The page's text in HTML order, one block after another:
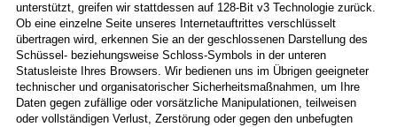
unterstützt, greifen wir stattdessen auf 128-Bit v3 Technologie zurück.
Ob eine einzelne Seite unseres Internetauftrittes verschlüsselt
übertragen wird, erkennen Sie an der geschlossenen Darstellung des
Schüssel- beziehungsweise Schloss-Symbols in der unteren
Statusleiste Ihres Browsers. Wir bedienen uns im Übrigen geeigneter
technischer und organisatorischer Sicherheitsmaßnahmen, um Ihre
Daten gegen zufällige oder vorsätzliche Manipulationen, teilweisen
oder vollständigen Verlust, Zerstörung oder gegen den unbefugten